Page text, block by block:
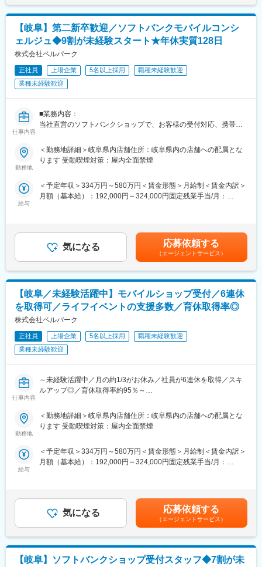
■AR/VRの自社開発：
直近ではグループ会社クロスリアリティを設立し、AR/VR領域の
世界的リーダー企業・EON Reality社と業務提携！同社の「EON-
XR プラットフォーム」を強みに、最先端のVRソリューションを
提供しています。ゆくゆく希望の方には最先端VRの勉強会なども
参加も可能になり、新しい技術を身につけるチャンスにもなりま
す。
変更の範囲：会社の定める業務
■業務詳細
・接客業務
・販促ツール作成（例：POP作成）
・店頭キャンペーン企画
・セールス向上に向けた各種プロモーション
■入社後の流れ／研修
まず入社4日間ほど導入研修を実施いたします。
現場経験豊富な社員が研修講師を務め、基本的なビジネスマナー
導のもと、基礎的な内容から学んでいただきます。
その後は店舗配属となり、長年に渡るノウハウ等を凝縮した実践
してます。
まず1人前の接客技術を身に着けていただき、徐々に後輩指導やリ
ーダー業務もお任せいたします。
■正社員登用制度
半年に1回（年2回）受験いただくことができ、
全国で年間100名以上の方が正社員化されております。
■目標設定
ノルマはなく「販売実績やお客様満足度」に関する目標を設定い
たします。
販売目標は、チームとしての目標値が各クルーに分配される仕組
みのため、チームで協力し合い達成していく文化がございます。
その他、定性観点でも詳細に目標設定を行うため、ご自身が日々
業務で意識することを明確に定め、やりがいや達成感をもって働
ける環境です。
れば、比較的通りやすい環境です。（土日祝出社必須）
【岐阜】第二新卒歓迎／ソフトバンクモバイルコンシ
ェルジュ◆9割が未経験スタート★年休実質128日
株式会社ベルパーク
正社員 上場企業 5名以上採用
職種未経験歓迎
業種未経験歓迎
仕事内容
■業務内容：
当社直営のソフトバンクショップで、お客様の受付対応、携帯電
します。
◇受付対応
◇店頭ディスプレイづくり
◇店内イベントの企画・実施 など
を目指しています。お客様の生活をより便利に・豊かにするため
に、より丁寧なコンサルテイングが求められます。
■研修体制充実
・9割が未経験スタート★
教える立場の先輩社員の9割が未経験スタートなので、入社時の不
安な気持ちはよく理解できます。あなたが安心できるようしっか
りとフォローします！同期入社の仲間はもちろん、先輩ともいい
関係を築いていけるのがベルパークの魅力のひとつ。困った時は
すぐに相談し合えて、互いに高め合いながら成長できます！
・その為研修体制も充実！研修部が主催するコンプライアンス研
修、業務知識習得研修のほか、店舗配属後もスキルアップ・レベ
■この仕事の魅力：
・月1日の有給取得・連続休暇取得を推進中
・育休取得率100％／復帰率は94.1％！
・お子さんが4歳に達するまで時短勤務可
・時短とフルタイムをミックスして使えます『慣らしフルタイム
店以上の店舗を展開し、安定した経営基盤を誇ります。その為研
修体制も充実！研修部が主催するコンプライアンス研修、業務知
識習得研修のほか、店舗配属後もスキルアップ・レベルアップを
支援するツールや環境が整っています。
★スキルアップが叶えられる★
勤務地
＜勤務地詳細＞岐阜県内店舗住所：岐阜県内の店舗への配属とな
ります 受動喫煙対策：屋内全面禁煙
給与
＜予定年収＞334万円～580万円＜賃金形態＞月給制＜賃金内訳＞
月額（基本給）：192,000円～324,000円固定残業手当/月：
トバンク認定資格を取得すると資格手当が追加支給されます。※上
記月収・年収はみなし残業手当含む加えた金額です。賞与：年2回
（6・12月）・昇給：年1回賞与とは別にインセンティブや特別賞
与も支給実績あり（2024年は30万円の追加支給を実施）賃金はあ
くまでも目安の金額であり、選考を通じて上下する可能性があり
ます。月給(月額)は固定手当を含めた表記です。
気になる 応募依頼する
（エージェントサービス）
【岐阜／未経験活躍中】モバイルショップ受付／6連休
を取得可／ライフイベントの支援多数／育休取得率◎
株式会社ベルパーク
正社員 上場企業 5名以上採用
職種未経験歓迎
業種未経験歓迎
仕事内容
～未経験活躍中／月の約1/3がお休み／社員が6連休を取得／スキ
ルアップ◎／育休取得率約95％～
当社直営のソフトバンクショップで、お客様の受付対応、携帯電
話やスマートフォンのサービスや商品案内といった仕事をお任せ
ます。
◇受付対応
◇店内イベントの企画・実施 など
■この仕事の魅力：
★ライフイベントへの支援多数★
（1）社員の男女比は【47％：53％】で、男女共にバランスよく
活躍しています。
・月1日の有給取得・連続休暇取得を推進中
勤務地
＜勤務地詳細＞岐阜県内店舗住所：岐阜県内の店舗への配属とな
ります 受動喫煙対策：屋内全面禁煙
給与
＜予定年収＞334万円～580万円＜賃金形態＞月給制＜賃金内訳＞
月額（基本給）：192,000円～324,000円固定残業手当/月：
トバンク認定資格を取得すると資格手当が追加支給されます。※上
記月収・年収はみなし残業手当含む加えた金額です。賞与：年2回
（6・12月）・昇給：年1回賞与とは別にインセンティブや特別賞
与も支給実績あり（2024年は30万円の追加支給を実施） 賃金は
あくまでも目安の金額であり、選考を通じて上下する可能性があ
ります。月給(月額)は固定手当を含めた表記です。
気になる 応募依頼する
（エージェントサービス）
【岐阜】ソフトバンクショップ受付スタッフ◆7割が未